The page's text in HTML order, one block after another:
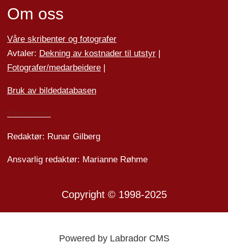
Om oss
Våre skribenter og fotografer
Avtaler: Dekning av kostnader til utstyr|
Fotografer/medarbeidere|
Bruk av bildedatabasen
Redaktør: Runar Gilberg
Ansvarlig redaktør: Marianne Røhme
Copyright © 1998-2025
Powered by Labrador CMS